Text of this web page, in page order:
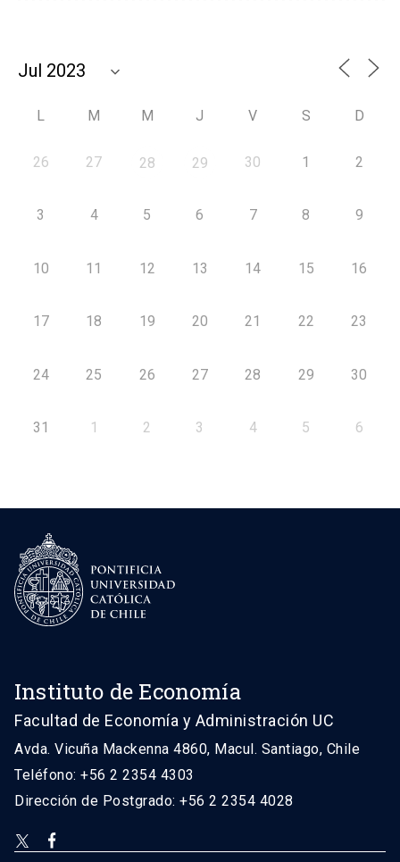
L M M J V S D
26 27 28 29 30 1 2
3 4 5 6 7 8 9
10 11 12 13 14 15 16
17 18 19 20 21 22 23
24 25 26 27 28 29 30
31 1 2 3 4 5 6
Instituto de Economía
Facultad de Economía y Administración UC
Avda. Vicuña Mackenna 4860, Macul. Santiago, Chile
Teléfono: +56 2 2354 4303
Dirección de Postgrado: +56 2 2354 4028